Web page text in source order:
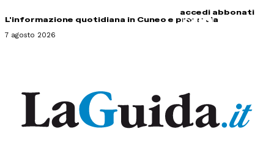
accedi abbonati
L'informazione quotidiana in Cuneo e provincia
7 agosto 2026